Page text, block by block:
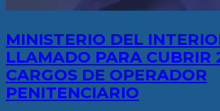
MINISTERIO DEL
LLAMADO PARA CUBRIR
CARGOS DE OPERADOR
PENITENCIARIO